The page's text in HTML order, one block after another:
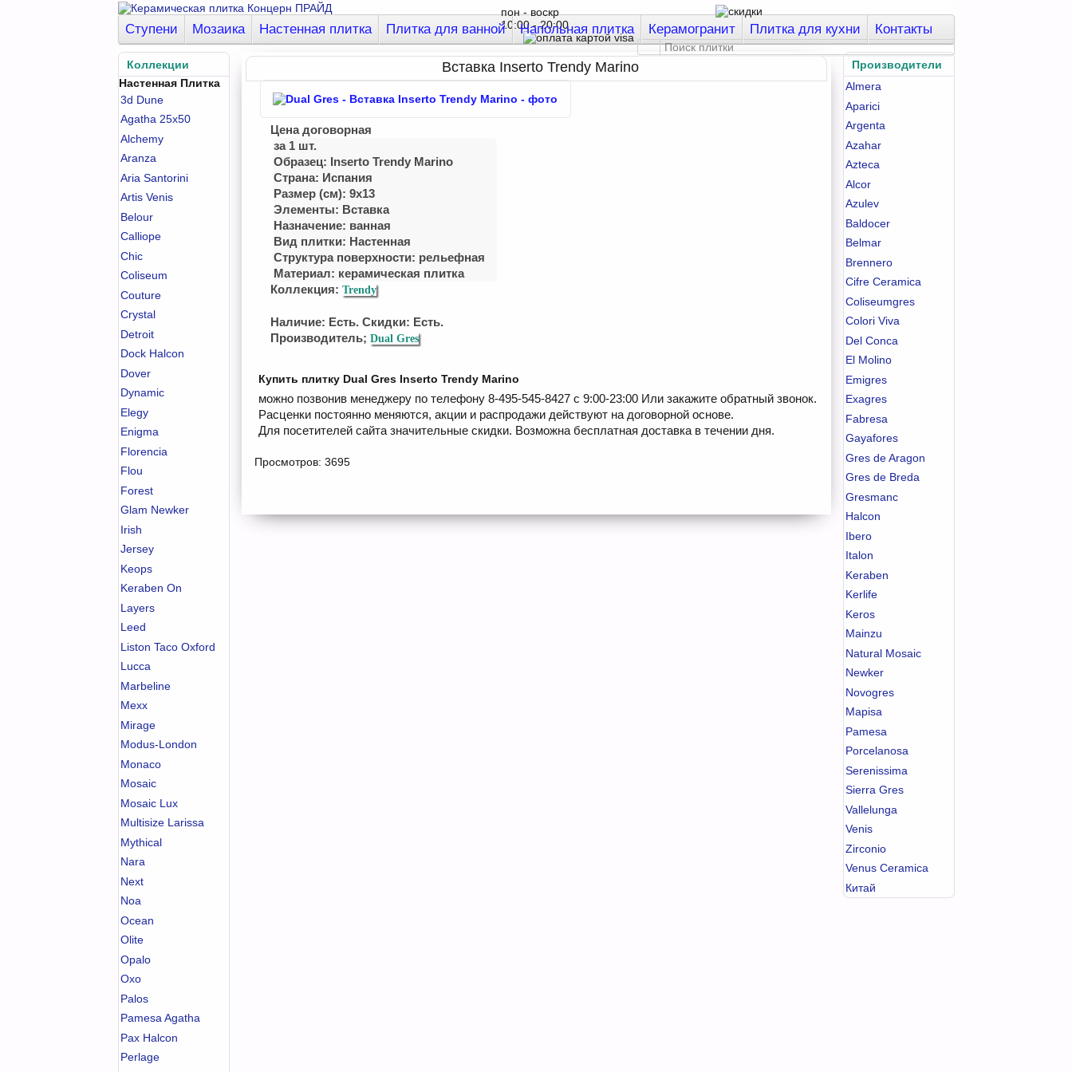
пон - воскр
10:00 - 20:00
Ступени Мозаика Настенная плитка Плитка для ванной Напольная плитка Керамогранит Плитка для кухни Контакты
Коллекции
Настенная Плитка
3d Dune
Agatha 25x50
Alchemy
Aranza
Aria Santorini
Artis Venis
Belour
Calliope
Chic
Coliseum
Couture
Crystal
Detroit
Dock Halcon
Dover
Dynamic
Elegy
Enigma
Florencia
Flou
Forest
Glam Newker
Irish
Jersey
Keops
Keraben On
Layers
Leed
Liston Taco Oxford
Lucca
Marbeline
Mexx
Mirage
Modus-London
Monaco
Mosaic
Mosaic Lux
Multisize Larissa
Mythical
Nara
Next
Noa
Ocean
Olite
Opalo
Oxo
Palos
Pamesa Agatha
Pax Halcon
Perlage
Производители
Almera
Aparici
Argenta
Azahar
Azteca
Alcor
Azulev
Baldocer
Belmar
Brennero
Cifre Ceramica
Coliseumgres
Colori Viva
Del Conca
El Molino
Emigres
Exagres
Fabresa
Gayafores
Gres de Aragon
Gres de Breda
Gresmanc
Halcon
Ibero
Italon
Keraben
Kerlife
Keros
Mainzu
Natural Mosaic
Newker
Novogres
Mapisa
Pamesa
Porcelanosa
Serenissima
Sierra Gres
Vallelunga
Venis
Zirconio
Venus Ceramica
Китай
Вставка Inserto Trendy Marino
Цена договорная
за 1 шт.
Образец: Inserto Trendy Marino
Страна: Испания
Размер (см): 9x13
Элементы: Вставка
Назначение: ванная
Вид плитки: Настенная
Структура поверхности: рельефная
Материал: керамическая плитка
Коллекция: Trendy
Наличие: Есть. Скидки: Есть.
Производитель; Dual Gres
Купить плитку Dual Gres Inserto Trendy Marino
можно позвонив менеджеру по телефону 8-495-545-8427 с 9:00-23:00 Или закажите обратный звонок.
Расценки постоянно меняются, акции и распродажи действуют на договорной основе.
Для посетителей сайта значительные скидки. Возможна бесплатная доставка в течении дня.
Просмотров: 3695